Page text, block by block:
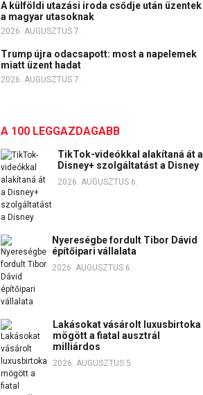
A külföldi utazási iroda csődje után üzentek
a magyar utasoknak
2026. AUGUSZTUS 7.
Trump újra odacsapott: most a napelemek
miatt üzent hadat
2026. AUGUSZTUS 7.
A 100 LEGGAZDAGABB
TikTok-videókkal alakítaná át a
Disney+ szolgáltatást a Disney
2026. AUGUSZTUS 6.
Nyereségbe fordult Tibor Dávid
építőipari vállalata
2026. AUGUSZTUS 6.
Lakásokat vásárolt luxusbirtoka
mögött a fiatal ausztrál
milliárdos
2026. AUGUSZTUS 5.